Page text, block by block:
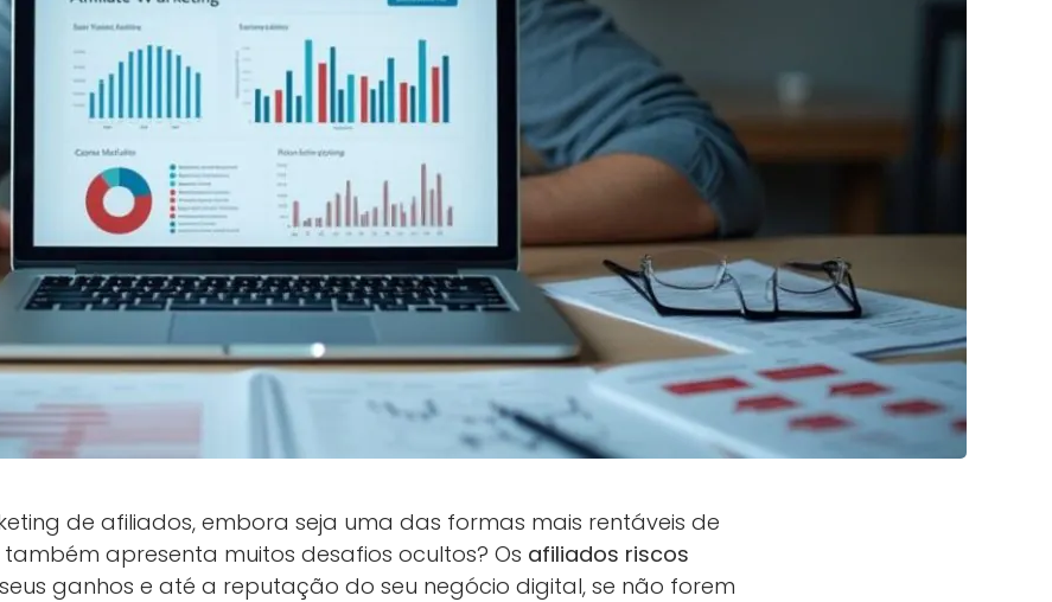
de afiliados, embora seja uma das formas mais rentáveis de
apresenta muitos desafios ocultos? Os afiliados riscos
ganhos e até a reputação do seu negócio digital, se não forem